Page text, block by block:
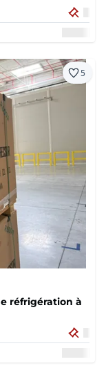
5
réfrigération à